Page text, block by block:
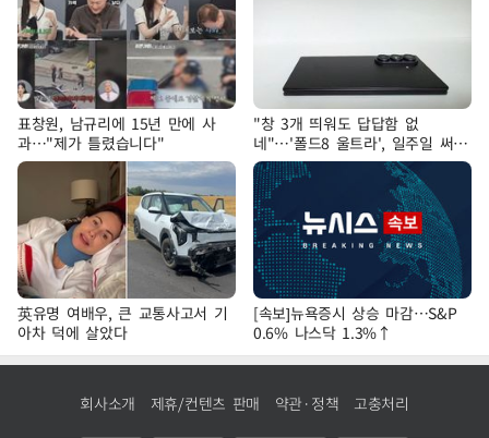
표창원, 남규리에 15년 만에 사
과…"제가 틀렸습니다"
"창 3개 띄워도 답답함 없
네"…'폴드8 울트라', 일주일 써보
니
英유명 여배우, 큰 교통사고서 기
아차 덕에 살았다
[속보]뉴욕증시 상승 마감…S&P
0.6% 나스닥 1.3%↑
회사소개 제휴/컨텐츠 판매 약관·정책 고충처리